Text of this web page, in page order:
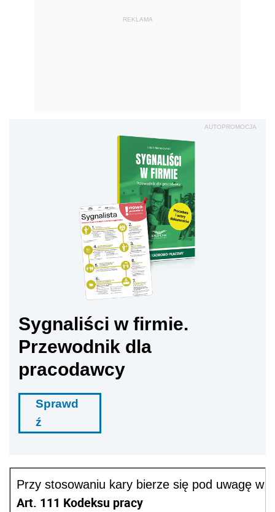
REKLAMA
AUTOPROMOCJA
Sygnaliści w firmie.
Przewodnik dla
pracodawcy
Sprawd
ź
Przy stosowaniu kary bierze się pod uwagę w
Art. 111 Kodeksu pracy